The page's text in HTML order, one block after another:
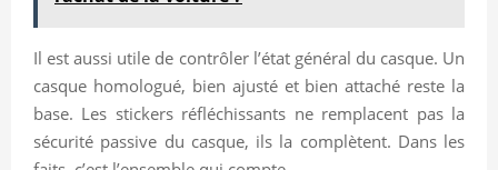
Il est aussi utile de contrôler l’état général du casque. Un
casque homologué, bien ajusté et bien attaché reste la
base. Les stickers réfléchissants ne remplacent pas la
sécurité passive du casque, ils la complètent. Dans les